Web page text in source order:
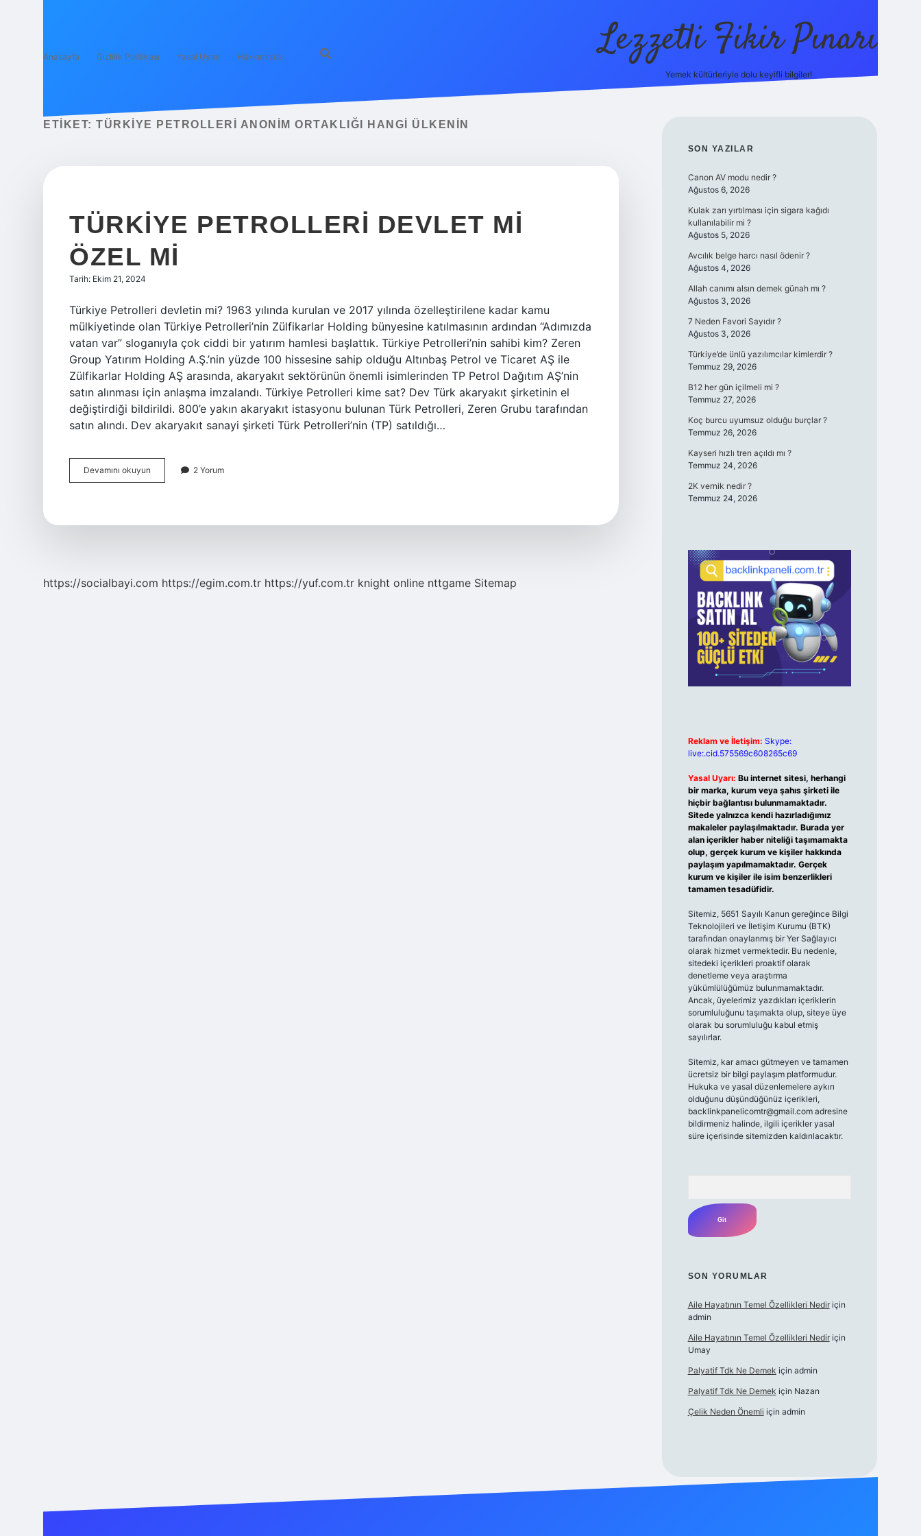
Anasayfa Gizlilik Politikası Yasal Uyarı Hakkımızda Lezzetli Fikir Pınarı
Yemek kültürleriyle dolu keyifli bilgiler!
ETIKET: TÜRKIYE PETROLLERI ANONIM ORTAKLIĞI HANGI ÜLKENIN
TÜRKIYE PETROLLERI DEVLET MI
ÖZEL MI
Tarih: Ekim 21, 2024
Türkiye Petrolleri devletin mi? 1963 yılında kurulan ve 2017 yılında özelleştirilene kadar kamu
mülkiyetinde olan Türkiye Petrolleri’nin Zülfikarlar Holding bünyesine katılmasının ardından “Adımızda
vatan var” sloganıyla çok ciddi bir yatırım hamlesi başlattık. Türkiye Petrolleri’nin sahibi kim? Zeren
Group Yatırım Holding A.Ş.’nin yüzde 100 hissesine sahip olduğu Altınbaş Petrol ve Ticaret AŞ ile
Zülfikarlar Holding AŞ arasında, akaryakıt sektörünün önemli isimlerinden TP Petrol Dağıtım AŞ’nin
satın alınması için anlaşma imzalandı. Türkiye Petrolleri kime sat? Dev Türk akaryakıt şirketinin el
değiştirdiği bildirildi. 800’e yakın akaryakıt istasyonu bulunan Türk Petrolleri, Zeren Grubu tarafından
satın alındı. Dev akaryakıt sanayi şirketi Türk Petrolleri’nin (TP) satıldığı…
Devamını okuyun
Petrolleri
2 Yorum
https://socialbayi.com https://egim.com.tr https://yuf.com.tr knight online nttgame Sitemap
SIDEBAR
SON YAZILAR
Canon AV modu nedir ?
Ağustos 6, 2026
Kulak zarı yırtılması için sigara kağıdı
kullanılabilir mi ?
Ağustos 5, 2026
Avcılık belge harcı nasıl ödenir ?
Ağustos 4, 2026
Allah canımı alsın demek günah mı ?
Ağustos 3, 2026
7 Neden Favori Sayıdır ?
Ağustos 3, 2026
Türkiye’de ünlü yazılımcılar kimlerdir ?
Temmuz 29, 2026
B12 her gün içilmeli mi ?
Temmuz 27, 2026
Koç burcu uyumsuz olduğu burçlar ?
Temmuz 26, 2026
Kayseri hızlı tren açıldı mı ?
Temmuz 24, 2026
2K vernik nedir ?
Temmuz 24, 2026
Reklam ve İletişim: Skype:
live:.cid.575569c608265c69
Yasal Uyarı: Bu internet sitesi, herhangi
bir marka, kurum veya şahıs şirketi ile
hiçbir bağlantısı bulunmamaktadır.
Sitede yalnızca kendi hazırladığımız
makaleler paylaşılmaktadır. Burada yer
alan içerikler haber niteliği taşımamakta
olup, gerçek kurum ve kişiler hakkında
paylaşım yapılmamaktadır. Gerçek
kurum ve kişiler ile isim benzerlikleri
tamamen tesadüfidir.
Sitemiz, 5651 Sayılı Kanun gereğince Bilgi
Teknolojileri ve İletişim Kurumu (BTK)
tarafından onaylanmış bir Yer Sağlayıcı
olarak hizmet vermektedir. Bu nedenle,
sitedeki içerikleri proaktif olarak
denetleme veya araştırma
yükümlülüğümüz bulunmamaktadır.
Ancak, üyelerimiz yazdıkları içeriklerin
sorumluluğunu taşımakta olup, siteye üye
olarak bu sorumluluğu kabul etmiş
sayılırlar.
Sitemiz, kar amacı gütmeyen ve tamamen
ücretsiz bir bilgi paylaşım platformudur.
Hukuka ve yasal düzenlemelere aykırı
olduğunu düşündüğünüz içerikleri,
backlinkpanelicomtr@gmail.comadresine
bildirmeniz halinde, ilgili içerikler yasal
süre içerisinde sitemizden kaldırılacaktır.
SON YORUMLAR
Aile Hayatının Temel Özellikleri Nediriçin
admin
Aile Hayatının Temel Özellikleri Nediriçin
Umay
Palyatif Tdk Ne Demek için admin
Palyatif Tdk Ne Demek için Nazan
Çelik Neden Önemli için admin